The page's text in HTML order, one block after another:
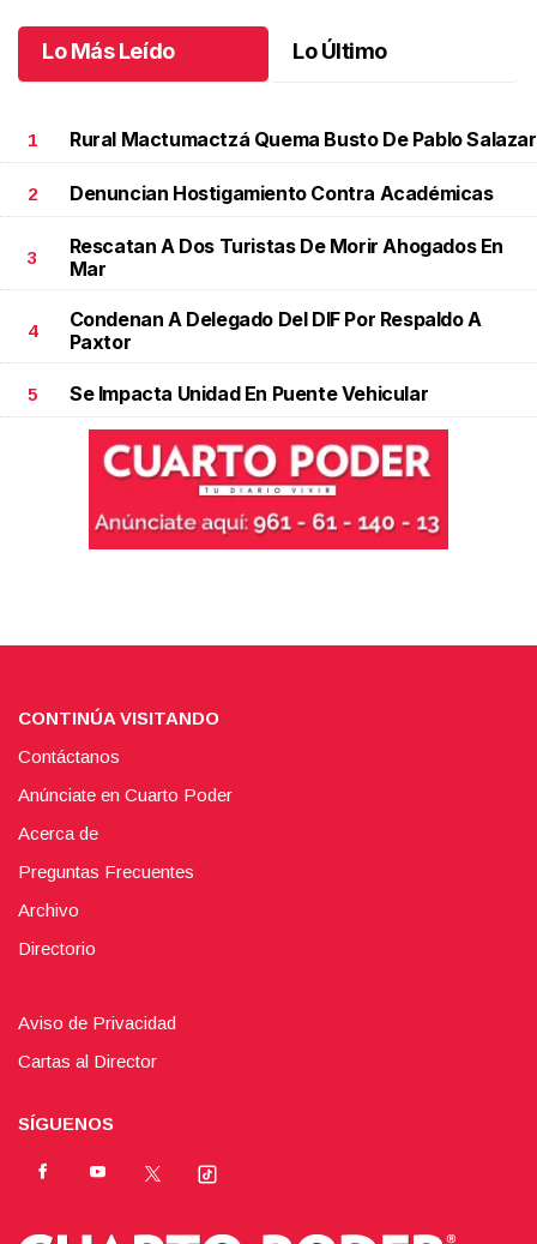
Lo Más Leído Lo Último
1 Rural Mactumactzá Quema Busto De Pablo Salazar
2 Denuncian Hostigamiento Contra Académicas
3
Rescatan A Dos Turistas De Morir Ahogados En
Mar
4
Condenan A Delegado Del DIF Por Respaldo A
Paxtor
5 Se Impacta Unidad En Puente Vehicular
CONTINÚA VISITANDO
Contáctanos
Anúnciate en Cuarto Poder
Acerca de
Preguntas Frecuentes
Archivo
Directorio
Aviso de Privacidad
Cartas al Director
SÍGUENOS